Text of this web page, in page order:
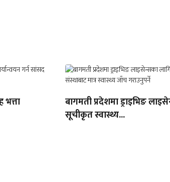
बागमती प्रदेशमा ड्राइभिङ
सूचीकृत स्वास्थ्य...